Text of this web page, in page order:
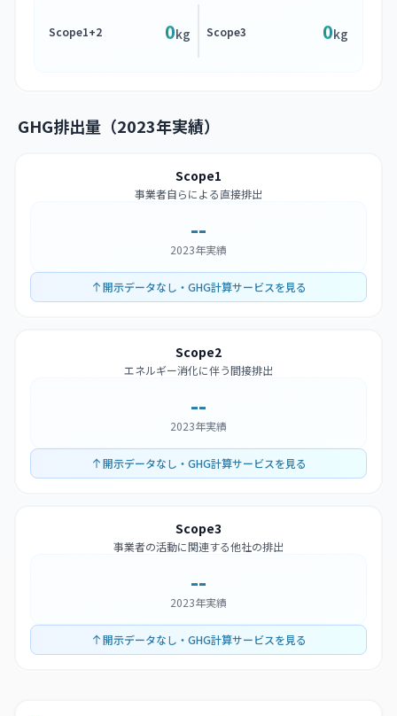
Scope1+2 0kg Scope3 0kg
GHG排出量（2023年実績）
Scope1
事業者自らによる直接排出
--
2023年実績
開示データなし・GHG計算サービスを見る
Scope2
エネルギー消化に伴う間接排出
--
2023年実績
開示データなし・GHG計算サービスを見る
Scope3
事業者の活動に関連する他社の排出
--
2023年実績
開示データなし・GHG計算サービスを見る